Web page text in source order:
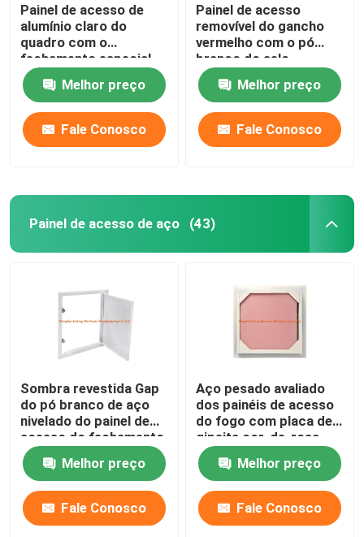
Painel de acesso de
alumínio claro do
quadro com o
fechamento especial
do impulso altura verde
da placa de gesso da
baixa
Melhor preço
Fale Conosco
Painel de acesso
removível do gancho
vermelho com o pó
branco do selo
revestido
Melhor preço
Fale Conosco
Painel de acesso de aço (43)
Sombra revestida Gap
do pó branco de aço
nivelado do painel de
acesso do fechamento
do impulso do quadro
Melhor preço
Fale Conosco
Aço pesado avaliado
dos painéis de acesso
do fogo com placa de
gipsita cor-de-rosa
para o Drywall
Melhor preço
Fale Conosco